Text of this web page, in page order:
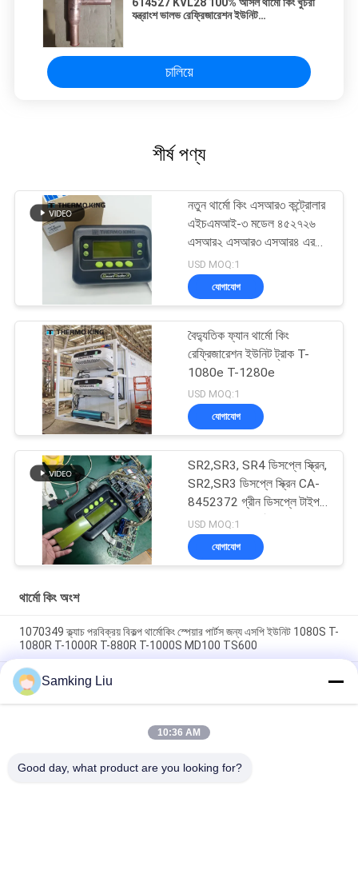
যন্ত্রাংশ ভালভ রেফ্রিজারেশন ইউনিট
চালিয়ে
শীর্ষ পণ্য
নতুন থার্মো কিং এসআর৩ কন্ট্রোলার
এইচএমআই-৩ মডেল ৪৫২৭২৬
এসআর২ এসআর৩ এসআর৪ এর
জন্য মেরামত পরিষেবা সহ
USD MOQ:1
যোগাযোগ
বৈদ্যুতিক ফ্যান থার্মো কিং
রেফ্রিজারেশন ইউনিট ট্রাক T-
1080e T-1280e
USD MOQ:1
যোগাযোগ
SR2,SR3, SR4 ডিসপ্লে স্ক্রিন,
SR2,SR3 ডিসপ্লে স্ক্রিন CA-
8452372 গ্রীন ডিসপ্লে টাইপ
এলসিডি স্ক্রিন থার্মো কিং SB210
SB230 HMIs আফটারমার্কেট
স্পেয়ার পার্টস
USD MOQ:1
যোগাযোগ
থার্মো কিং অংশ
1070349 ক্ল্যাচ পরবিক্রয় বিকল্প থার্মোকিং স্পেয়ার পার্টস জন্য এসপি ইউনিট 1080S T-
1080R T-1000R T-880R T-1000S MD100 TS600
থার্মোকিং ক্লাচ 1070349 রেফ্রিজারেটরের জন্য খুচরা যন্ত্রাংশ এসপি ইউনিট টি -1080
এস টি -1080 আর টি -1000 আর টি -880 আর টি -1000 এস এমডি 100 টিএস
600 এর জন্য
T-600M/T-600R/680Pro,T-800M/T-800R/880Pro একই কভার ব্যবহার
Samking Liu
10:36 AM
Good day, what product are you looking for?